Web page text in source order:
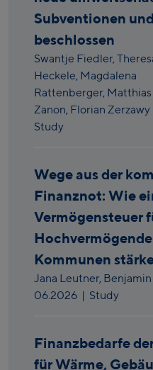
Subventionen
beschlossen
Swantje Fiedler,
Heckele, Magdalena
Rattenberger,
Zanon, Florian Zerzawy
Study
Wege aus der
Finanznot: Wie
Vermögensteuer
Kommunen
Jana Leutner,
06.2026 | Study
Finanzbedarfe
für Wärme,